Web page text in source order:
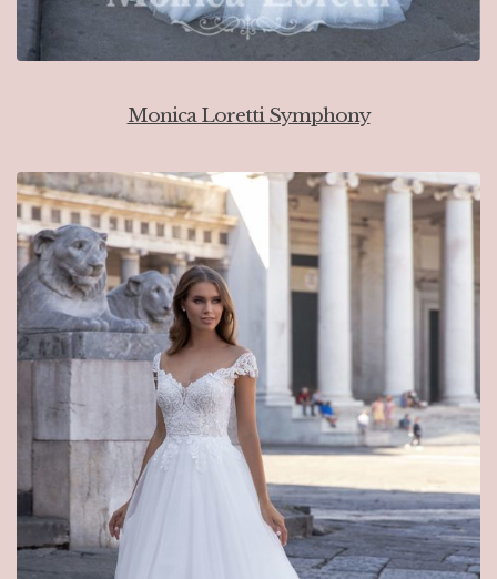
Monica Loretti Symphony